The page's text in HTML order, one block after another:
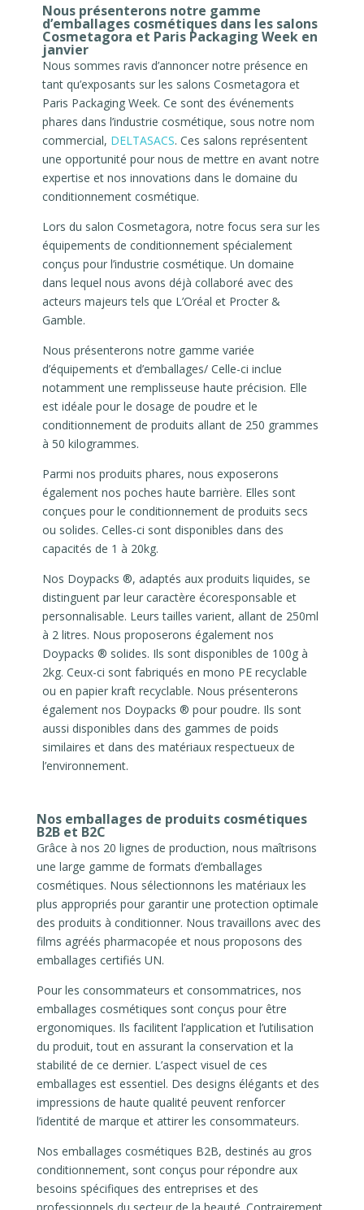
Nous présenterons notre gamme
d’emballages cosmétiques dans les salons
Cosmetagora et Paris Packaging Week en
janvier
Nous sommes ravis d’annoncer notre présence en
tant qu’exposants sur les salons Cosmetagora et
Paris Packaging Week. Ce sont des événements
phares dans l’industrie cosmétique, sous notre nom
commercial, DELTASACS. Ces salons représentent
une opportunité pour nous de mettre en avant notre
expertise et nos innovations dans le domaine du
conditionnement cosmétique.
Lors du salon Cosmetagora, notre focus sera sur les
équipements de conditionnement spécialement
conçus pour l’industrie cosmétique. Un domaine
dans lequel nous avons déjà collaboré avec des
acteurs majeurs tels que L’Oréal et Procter &
Gamble.
Nous présenterons notre gamme variée
d’équipements et d’emballages/ Celle-ci inclue
notamment une remplisseuse haute précision. Elle
est idéale pour le dosage de poudre et le
conditionnement de produits allant de 250 grammes
à 50 kilogrammes.
Parmi nos produits phares, nous exposerons
également nos poches haute barrière. Elles sont
conçues pour le conditionnement de produits secs
ou solides. Celles-ci sont disponibles dans des
capacités de 1 à 20kg.
Nos Doypacks ®, adaptés aux produits liquides, se
distinguent par leur caractère écoresponsable et
personnalisable. Leurs tailles varient, allant de 250ml
à 2 litres. Nous proposerons également nos
Doypacks ® solides. Ils sont disponibles de 100g à
2kg. Ceux-ci sont fabriqués en mono PE recyclable
ou en papier kraft recyclable. Nous présenterons
également nos Doypacks ® pour poudre. Ils sont
aussi disponibles dans des gammes de poids
similaires et dans des matériaux respectueux de
l’environnement.
Nos emballages de produits cosmétiques
B2B et B2C
Grâce à nos 20 lignes de production, nous maîtrisons
une large gamme de formats d’emballages
cosmétiques. Nous sélectionnons les matériaux les
plus appropriés pour garantir une protection optimale
des produits à conditionner. Nous travaillons avec des
films agréés pharmacopée et nous proposons des
emballages certifiés UN.
Pour les consommateurs et consommatrices, nos
emballages cosmétiques sont conçus pour être
ergonomiques. Ils facilitent l’application et l’utilisation
du produit, tout en assurant la conservation et la
stabilité de ce dernier. L’aspect visuel de ces
emballages est essentiel. Des designs élégants et des
impressions de haute qualité peuvent renforcer
l’identité de marque et attirer les consommateurs.
Nos emballages cosmétiques B2B, destinés au gros
conditionnement, sont conçus pour répondre aux
besoins spécifiques des entreprises et des